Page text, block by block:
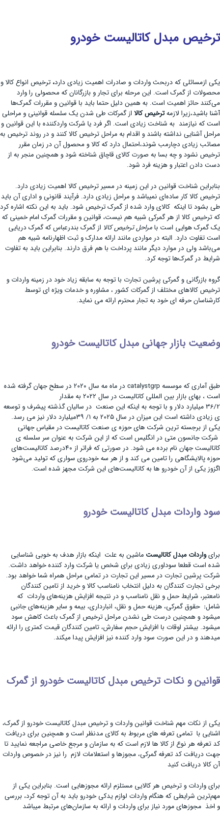
ترخیص مبدل کاتالیست خودرو
یکی ازمسائلی که دربحث واردات و صادرات اهمیت زیادی دارد،ترخیص انواع کالا و
محصولات از گمرک است. این مرحله برای تجار و بازرگانان که محصولی را وارد
می‌کنند حائز اهمیت است. به همین دلیل حتما باید با قوانین و مقررات گمرک‌ها
آشنا باشید،زیرا لازمهترخیص کالا از گمرکات طی شدن یک سلسله قوانینی و مراحلی
است که نیازمند به شناخت زیادی است. اگر فرد یا شرکت واردکننده با این قوانین و
مراحل آشنایی نداشته باشند و اقدام به مراحل ترخیص کالا کنند و در روند ترخیص به
مصائب زیادی دچارمب شوند،احتمال دارد که کالا و محصول آن در زمان مقرر
ترخیص نشود و چه بسا به صورت کالای قاچاق شناخته شود و همچنین منجر به از
دست دادن اعتبار و هزینه فرد شود.
بنابراین شناخت قوانین در این زمینه در مسیر ترخیص کالا اهمیت زیادی دارد.
ترخیص کالا کار ساده‌ای نمیباشد و مراحل زیادی دارد. فرآیند قانونی و اداری آن باید
طی بشود تا اینکه کالای وارد شده از گمرک ترخیص شود. باید به این نکته اشاره کرد
که ترخیص کالا از هر گمرکی شبیه هم نیست، قوانین و مقررات گمرک امام خمینی که
یک گمرک هوایی است بامراحل ترخیص کالا از گمرک بندرعباس که گمرک دریایی
است تفاوت دارد. البته در مواردی مانند ارائه مدارک و ثبت اظهارنامه شبیه هم
می‌باشد ولی در موارد دیگر مانند پرداخت با هم فرق دارند. بنابراین باید به تفاوت‌
شرایط در گمرک‌ها توجه کرد.
گروه بازرگانی و گمرکی پرشین تجارت با توجه به سابقه زیاد خود در زمینه واردات و
ترخیص کالاهای مختلف از گمرکات کشور ، مشاوره و خدمات ویژه ای توسط
کارشناسان حرفه ای خود به تجار محترم ارائه می نماید.
وضعیت بازار جهانی مبدل کاتالیست خودرو
طبق آماری که موسسه catalystgrp در ماه مه ‌سال ۲۰۲۰ در سطح جهان گرفته شده
است ، بهای بازار بین المللی کاتالیست در سال ۲۰۲۲ به مقدار
36/2 میلیارد دلار و با توجه به اینکه این صنعت در سالیان گذشته پیشرف و توسعه
ی زیادی داشته است این میزان در سال ۲۰۲۵ به ۱/ ۳۹میلیارد دلار نیز می رسد.
یکی از برجسته ترین شرکت های حوزه ی صنعت کاتالیست در مقیاس جهانی
شرکت جانسون متی در انگلیس است که از این شرکت به ‌عنوان سر سلسله ی
کاتالیست جهان نام برده می شود. در صورتی ‌که فراتر از ۴۰درصد کاتالیست‌های
حوزه پالایشگاهی را تامین می کند و از هر سه خودروی سواری که تولید می‌شود
اگزوز یکی از آن خودرو ها به کاتالیست‌های این شرکت مجهز شده است.
سود واردات مبدل کاتالیست خودرو
برایواردات مبدل کاتالیستماشین به علت اینکه بازار هدف به خوبی شناسایی
شده است قطعا سوداوری زیادی برای شخص یا شرکت وارد کننده خواهد داشت.
شرکت پرشین تجارت در مسیر این تجارت در تمامی مراحل همراه شما خواهد بود.
برخی تجارت کنندگان به دلیل انتخاب نامناسب کالا و خرید از تامین کنندگان
نامعتبر، شرایط حمل و نقل نامناسب و در نتیجه افزایش هزینه‌های واردات که
شامل: حقوق گمرکی، هزینه حمل و نقل، انبارداری، بیمه و سایر هزینه‌های جانبی
میشود و همچنین درست طی نشدن مراحل ترخیص از گمرک باعث کاهش سود
میشود. بیشتر اوقات با افزایش حجم سفارش، تامین کنندگان قیمت کمتری را ارائه
میدهند و در این صورت سود وارد کننده نیز افزایش پیدا میکند.
قوانین و نکات ترخیص مبدل کاتالیست خودرو از گمرک
یکی از نکات مهم شناخت قوانین واردات و ترخیص مبدل کاتالیست خودرو از گمرک،
اشنایی با تمامی تعرفه های مربوط به کالای مدنظر است و همچنین برای دریافت
کد تعرفه هر نوع از کالا ها لازم است که به سازمان و مرجع خاصی مراجعه نمایید تا
جهت دریافت کد تعرفه گمرکی، مجوزها و استعلامات لازم را نیز در خصوص واردات
آن کالا دریافت کنید
برای واردات و ترخیص هر کالایی مستلزم ارائه مجوزهایی است. بنابراین یکی از
مهم‌ترین شرایطی که هنگام واردات لوازم یدکی خودرو باید به آن توجه کرد، بررسی
و اخذ مجوزهای مورد نیاز برای واردات و ارائه به سازمان‌های مرتبط میباشد